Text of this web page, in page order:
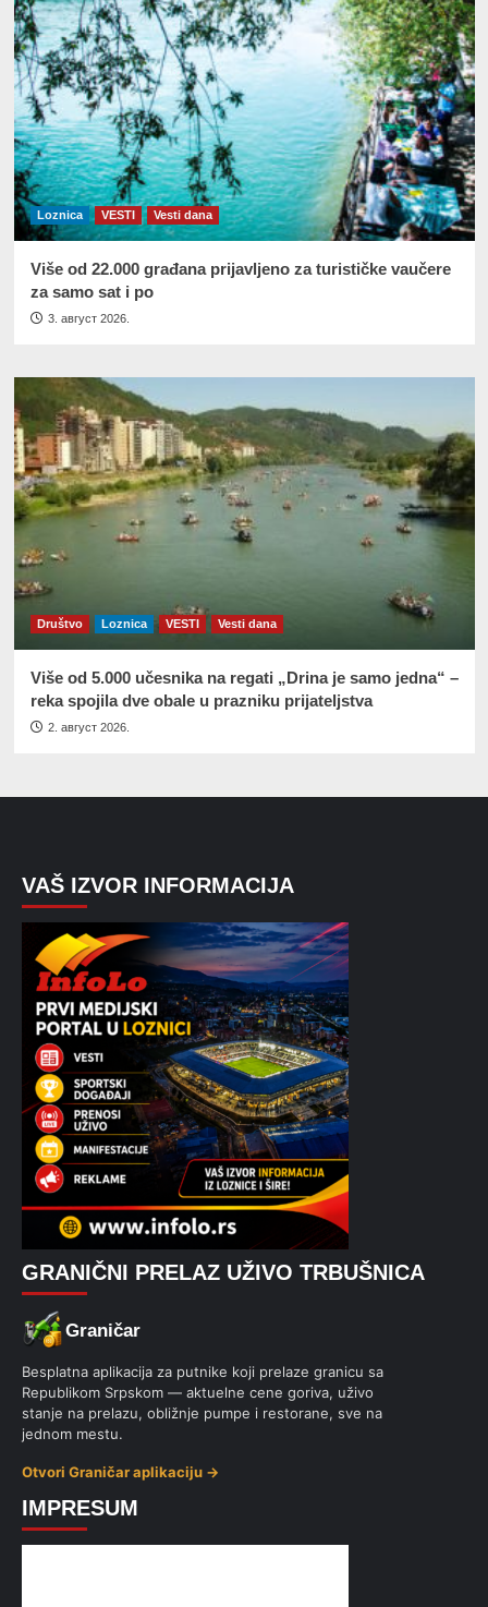
Loznica VESTI Vesti dana
Više od 22.000 građana prijavljeno za turističke vaučere
za samo sat i po
3. август 2026.
Društvo Loznica VESTI Vesti dana
Više od 5.000 učesnika na regati „Drina je samo jedna“ –
reka spojila dve obale u prazniku prijateljstva
2. август 2026.
VAŠ IZVOR INFORMACIJA
GRANIČNI PRELAZ UŽIVO TRBUŠNICA
Graničar
Besplatna aplikacija za putnike koji prelaze granicu sa
Republikom Srpskom — aktuelne cene goriva, uživo
stanje na prelazu, obližnje pumpe i restorane, sve na
jednom mestu.
Otvori Graničar aplikaciju →
IMPRESUM